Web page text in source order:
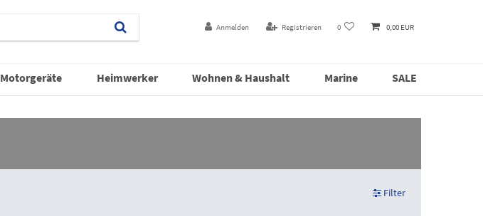
Anmelden Registrieren 0 0,00 EUR
Motorgeräte Heimwerker Wohnen & Haushalt Marine SALE
Filter